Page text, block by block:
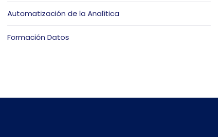
Automatización de la Analítica
Formación Datos